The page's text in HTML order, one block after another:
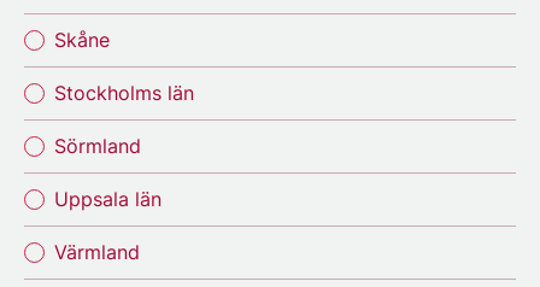
Skåne
Stockholms län
Sörmland
Uppsala län
Värmland